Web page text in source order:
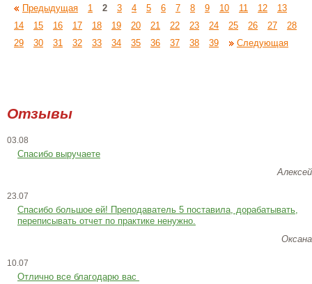
Предыдущая 1 2 3 4 5 6 7 8 9 10 11 12
13
14
15 16 17 18 19 20 21 22 23 24 25 26 27
28
29
30 31 32 33 34 35 36 37 38 39 Следующая
Отзывы
03.08
Спасибо выручаете
Алексей
23.07
Cпасибо большое ей! Преподаватель 5 поставила, дорабатывать,
переписывать отчет по практике ненужно.
Оксана
10.07
Отлично все благодарю вас